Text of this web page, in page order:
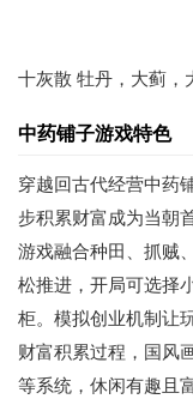
十灰散 牡丹，大蓟，
中药铺子游戏特色
穿越回古代经营中药
步积累财富成为当朝
游戏融合种田、抓贼
松推进，开局可选择
柜。模拟创业机制让
财富积累过程，国风
等系统，休闲有趣且